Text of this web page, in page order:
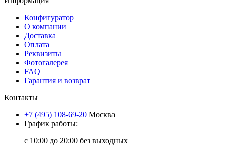
Конфигуратор
О компании
Доставка
Оплата
Реквизиты
Фотогалерея
FAQ
Гарантия и возврат
Контакты
+7 (495) 108-69-20 Москва
График работы:
с 10:00 до 20:00 без выходных